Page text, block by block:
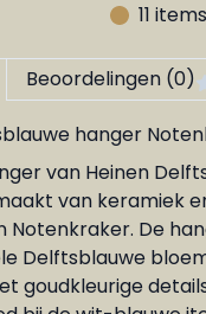
11 items
Beoordelingen (0)
hanger
van Heinen
van keramiek
Notenkraker. De
Delftsblauwe
goudkleurige